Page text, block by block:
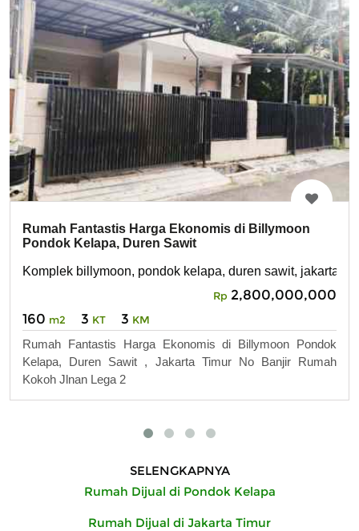
Rumah Fantastis Harga Ekonomis di Billymoon
Pondok Kelapa, Duren Sawit
Komplek billymoon, pondok kelapa, duren sawit, jakarta
Rp 2,800,000,000
160 m2 3 KT 3 KM
Rumah Fantastis Harga Ekonomis di Billymoon Pondok
Kelapa, Duren Sawit , Jakarta Timur No Banjir Rumah
Kokoh Jlnan Lega 2
SELENGKAPNYA
Rumah Dijual di Pondok Kelapa
Rumah Dijual di Jakarta Timur